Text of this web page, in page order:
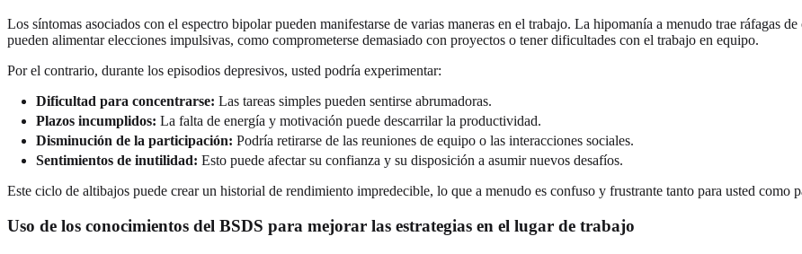
Los síntomas asociados con el espectro bipolar pueden manifestarse de varias maneras en el trabajo. La hipomanía a menudo trae ráfagas
pueden alimentar elecciones impulsivas, como comprometerse demasiado con proyectos o tener dificultades con el trabajo en equipo.
Por el contrario, durante los episodios depresivos, usted podría experimentar:
Dificultad para concentrarse: Las tareas simples pueden sentirse abrumadoras.
Plazos incumplidos: La falta de energía y motivación puede descarrilar la productividad.
Disminución de la participación: Podría retirarse de las reuniones de equipo o las interacciones sociales.
Sentimientos de inutilidad: Esto puede afectar su confianza y su disposición a asumir nuevos desafíos.
Este ciclo de altibajos puede crear un historial de rendimiento impredecible, lo que a menudo es confuso y frustrante tanto para usted como
Uso de los conocimientos del BSDS para mejorar las estrategias en el lugar de trabajo